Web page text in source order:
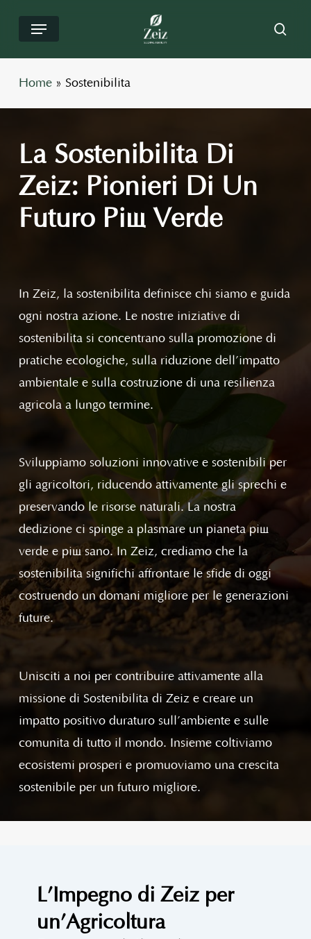
contenuto
principale
Menu
Home» Sostenibilità
La Sostenibilità Di
Zeiz: Pionieri Di Un
Futuro Più Verde
In Zeiz, la sostenibilità definisce chi siamo e guida
ogni nostra azione. Le nostre iniziative di
sostenibilità si concentrano sulla promozione di
pratiche ecologiche, sulla riduzione dell’impatto
ambientale e sulla costruzione di una resilienza
agricola a lungo termine.
Sviluppiamo soluzioni innovative e sostenibili per
gli agricoltori, riducendo attivamente gli sprechi e
preservando le risorse naturali. La nostra
dedizione ci spinge a plasmare un pianeta più
verde e più sano. In Zeiz, crediamo che la
sostenibilità significhi affrontare le sfide di oggi
costruendo un domani migliore per le generazioni
future.
Unisciti a noi per contribuire attivamente alla
missione di Sostenibilità di Zeiz e creare un
impatto positivo duraturo sull’ambiente e sulle
comunità di tutto il mondo. Insieme coltiviamo
ecosistemi prosperi e promuoviamo una crescita
sostenibile per un futuro migliore.
L’Impegno di Zeiz per
un’Agricoltura